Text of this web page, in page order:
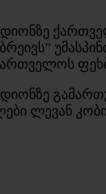
ლევან